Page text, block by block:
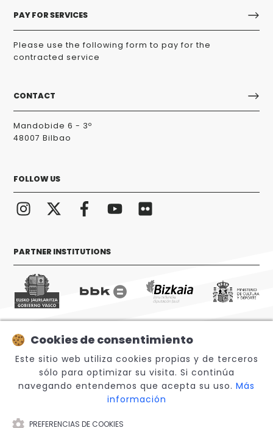
PAY FOR SERVICES
Please use the following form to pay for the
contracted service
CONTACT
Mandobide 6 - 3º
48007 Bilbao
FOLLOW US
PARTNER INSTITUTIONS
© 2026 Sabino Arana Fundazioa
Cookies de consentimiento
Este sitio web utiliza cookies propias y de terceros
sólo para optimizar su visita. Si continúa
navegando entendemos que acepta su uso. Más
información
PREFERENCIAS DE COOKIES